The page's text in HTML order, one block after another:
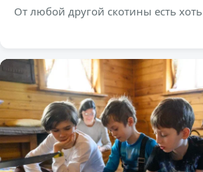
От любой другой скотины есть